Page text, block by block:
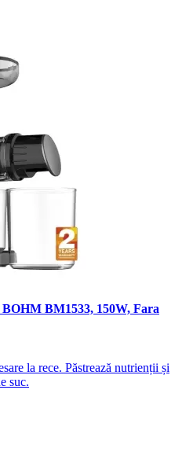
BM1533, 150W, Fara
la rece. Păstrează nutrienții și
suc.